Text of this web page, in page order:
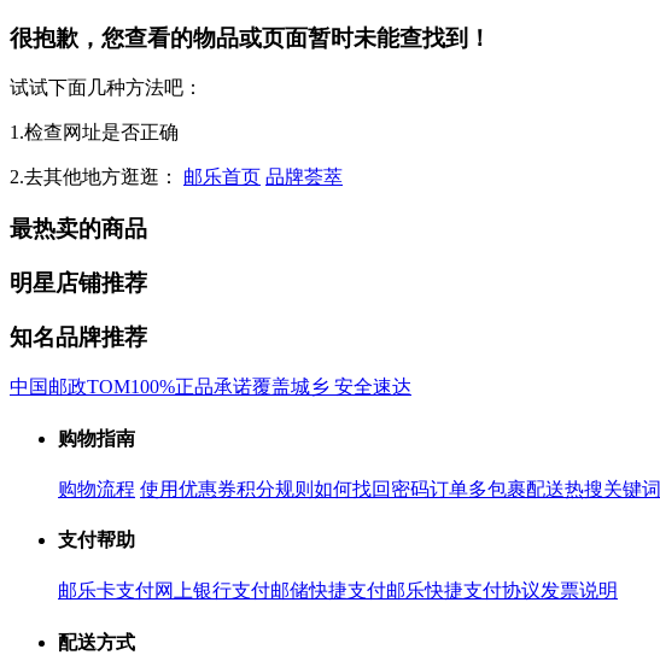
很抱歉，您查看的物品或页面暂时未能查找到！
试试下面几种方法吧：
1.检查网址是否正确
2.去其他地方逛逛： 邮乐首页 品牌荟萃
最热卖的商品
明星店铺推荐
知名品牌推荐
中国邮政TOM100%正品承诺覆盖城乡 安全速达
购物指南
购物流程 使用优惠券积分规则 如何找回密码订单多包裹配送热搜关键词
支付帮助
邮乐卡支付网上银行支付邮储快捷支付邮乐快捷支付协议发票说明
配送方式